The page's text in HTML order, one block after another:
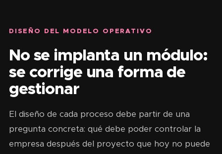
DISEÑO DEL MODELO OPERATIVO
No se implanta un módulo:
se corrige una forma de
gestionar
El diseño de cada proceso debe partir de una
pregunta concreta: qué debe poder controlar la
empresa después del proyecto que hoy no puede